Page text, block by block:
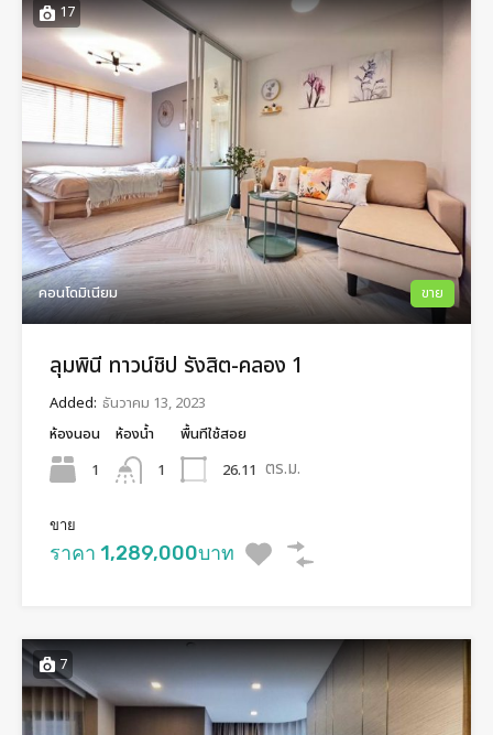
17
คอนโดมิเนียม ขาย
ลุมพินี ทาวน์ชิป รังสิต-คลอง 1
Added: ธันวาคม 13, 2023
ห้องนอน
1
ห้องน้ำ
1
พื้นทีใช้สอย
26.11 ตร.ม.
ขาย
ราคา 1,289,000บาท
7